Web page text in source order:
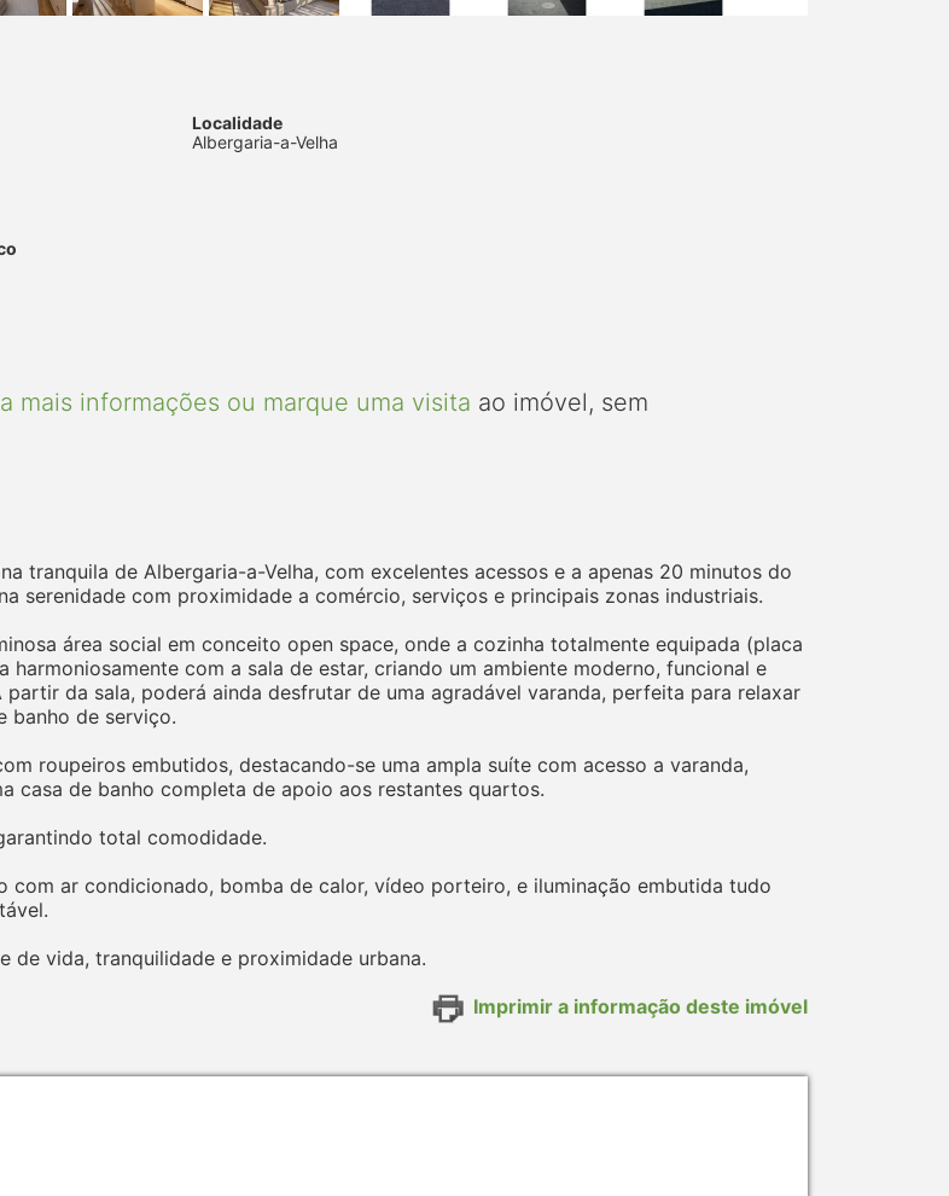
Localidade
Albergaria-a-Velha
mais informações ou marque uma visita ao imóvel, sem
tranquila de Albergaria-a-Velha, com excelentes acessos e a apenas 20 minutos do
serenidade com proximidade a comércio, serviços e principais zonas industriais.
área social em conceito open space, onde a cozinha totalmente equipada (placa
com a sala de estar, criando um ambiente moderno, funcional e
da sala, poderá ainda desfrutar de uma agradável varanda, perfeita para relaxar
banho de serviço.
roupeiros embutidos, destacando-se uma ampla suíte com acesso a varanda,
casa de banho completa de apoio aos restantes quartos.
total comodidade.
ar condicionado, bomba de calor, vídeo porteiro, e iluminação embutida tudo
de vida, tranquilidade e proximidade urbana.
Imprimir a informação deste imóvel